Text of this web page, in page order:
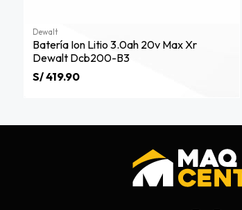
Dewalt
Batería Ion Litio 3.0ah 20v Max Xr
Dewalt Dcb200-B3
S/ 419.90